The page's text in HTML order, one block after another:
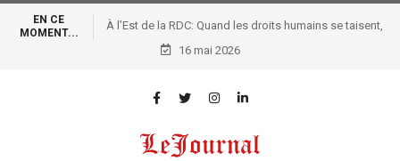
EN CE
MOMENT...
À l’Est de la RDC: Quand les droits humains se taisent,
les armes parlent !
16 mai 2026